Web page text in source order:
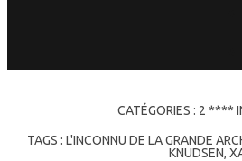
CATÉGORIES : 2 ****
TAGS :L'INCONNU DE LA GRANDE
KNUDSEN,